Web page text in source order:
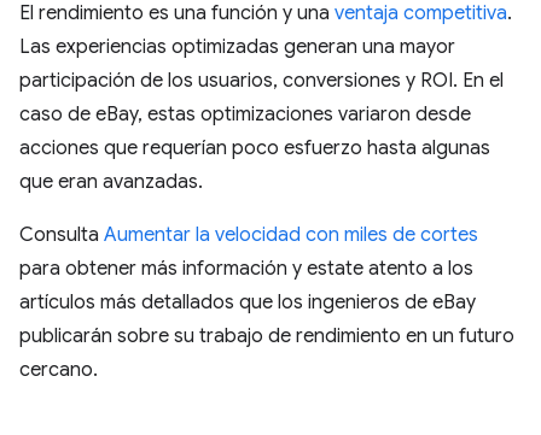
El rendimiento es una función y una ventaja competitiva.
Las experiencias optimizadas generan una mayor
participación de los usuarios, conversiones y ROI. En el
caso de eBay, estas optimizaciones variaron desde
acciones que requerían poco esfuerzo hasta algunas
que eran avanzadas.
Consulta Aumentar la velocidad con miles de cortes
para obtener más información y estate atento a los
artículos más detallados que los ingenieros de eBay
publicarán sobre su trabajo de rendimiento en un futuro
cercano.